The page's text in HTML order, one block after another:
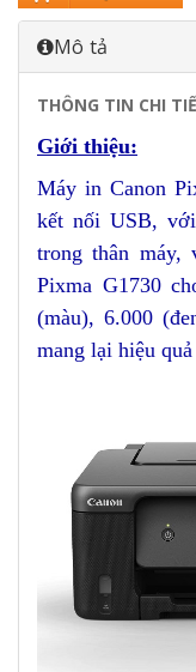
Mô tả
THÔNG TIN CHI
Giới thiệu:
Máy in Canon
kết nối USB,
trong thân máy,
Pixma G1730
(màu), 6.000
mang lại hiệu